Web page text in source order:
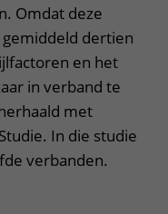
Omdat deze
dertien
en het
in verband te
met
In die studie
verbanden.